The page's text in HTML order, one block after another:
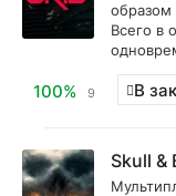
образом
Всего в
100% 9 В
Skull &